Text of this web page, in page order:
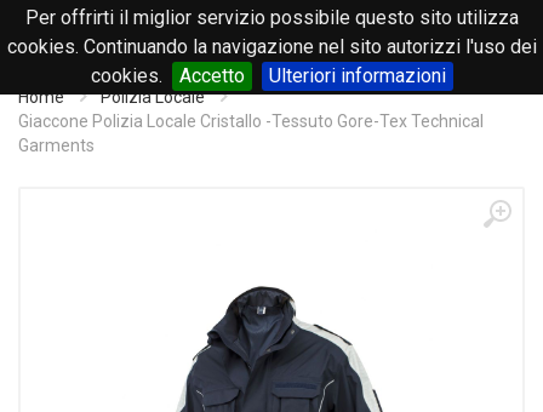
Per offrirti il miglior servizio possibile questo sito utilizza
cookies. Continuando la navigazione nel sito autorizzi l'uso dei
cookies.
Accetto Ulteriori informazioni
0
Home
Polizia Locale
Giaccone Polizia Locale Cristallo -Tessuto Gore-Tex Technical
Garments